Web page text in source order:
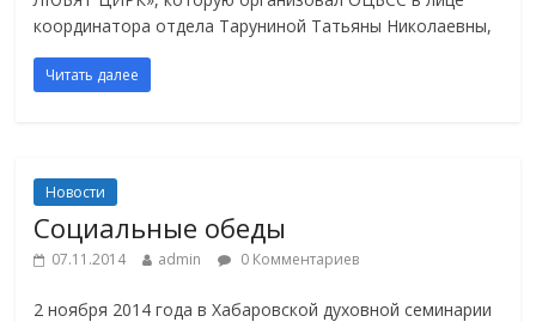
координатора отдела Таруниной Татьяны Николаевны,
Читать далее
Новости
Социальные обеды
07.11.2014 admin 0 Комментариев
2 ноября 2014 года в Хабаровской духовной семинарии